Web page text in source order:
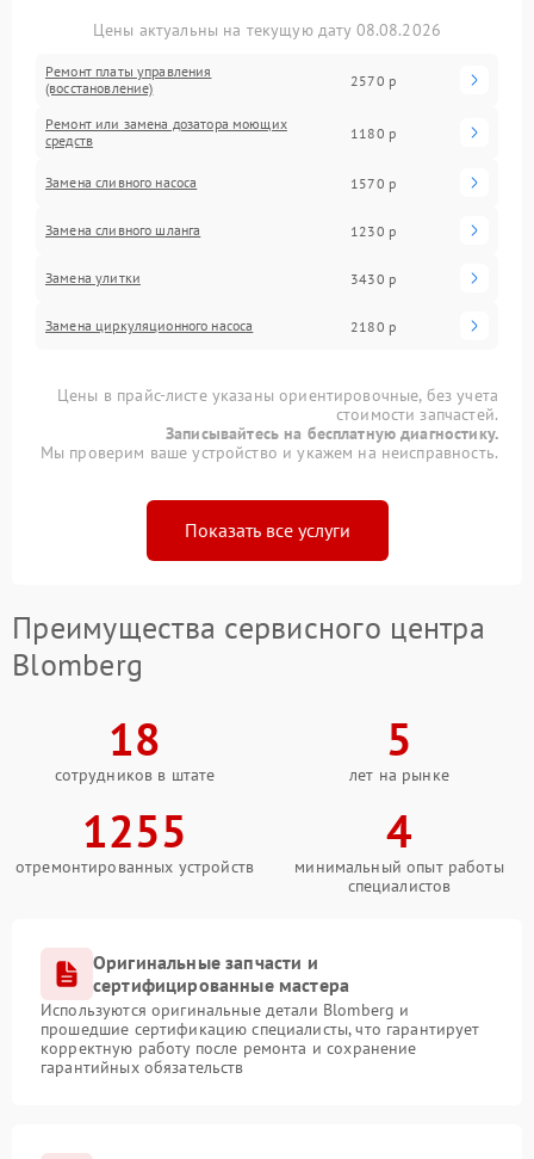
Цены актуальны на текущую дату 08.08.2026
Ремонт платы управления
(восстановление)
2570 р
Ремонт или замена дозатора моющих
средств
1180 р
Замена сливного насоса 1570 р
Замена сливного шланга 1230 р
Замена улитки 3430 р
Замена циркуляционного насоса 2180 р
Цены в прайс-листе указаны ориентировочные, без учета
стоимости запчастей.
Записывайтесь на бесплатную диагностику.
Мы проверим ваше устройство и укажем на неисправность.
Показать все услуги
Преимущества сервисного центра
Blomberg
18
сотрудников в штате
5
лет на рынке
1255
отремонтированных устройств
4
минимальный опыт работы
специалистов
Оригинальные запчасти и
сертифицированные мастера
Используются оригинальные детали Blomberg и
прошедшие сертификацию специалисты, что гарантирует
корректную работу после ремонта и сохранение
гарантийных обязательств